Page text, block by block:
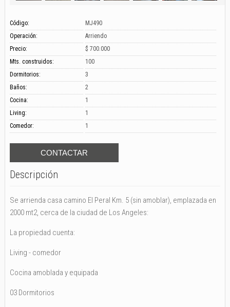
Código:
MJ490
Operación:
Arriendo
Precio:
$ 700.000
Mts. construidos:
100
Dormitorios:
3
Baños:
2
Cocina:
1
Living:
1
Comedor:
1
Descripción
Se arrienda casa camino El Peral Km. 5 (sin amoblar), emplazada en
2000 mt2, cerca de la ciudad de Los Angeles:
La propiedad cuenta:
Living - comedor
Cocina amoblada y equipada
03 Dormitorios